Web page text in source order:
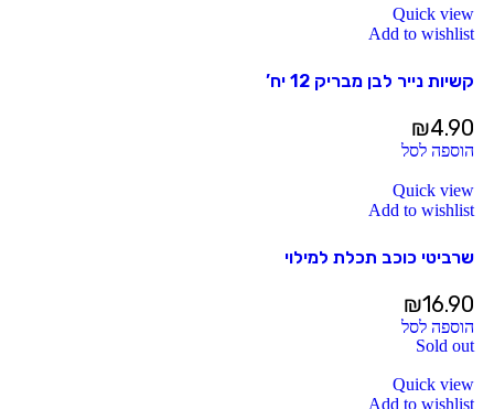
Quick view
Add to wishlist
קשיות נייר לבן מבריק 12 יח’
₪4.90
הוספה לסל
Quick view
Add to wishlist
שרביטי כוכב תכלת למילוי
₪16.90
הוספה לסל
Sold out
Quick view
Add to wishlist